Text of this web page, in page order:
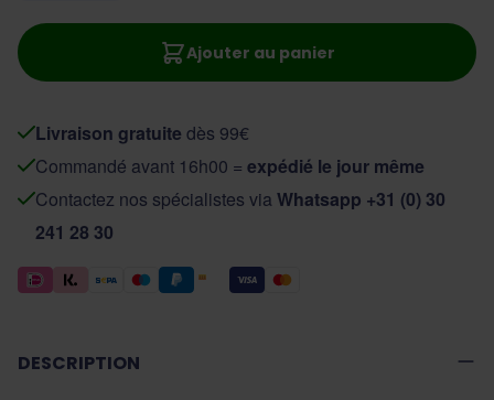
Ajouter au panier
Livraison gratuite dès 99€
Commandé avant 16h00 = expédié le jour même
Contactez nos spécialistes via Whatsapp +31 (0) 30
241 28 30
DESCRIPTION